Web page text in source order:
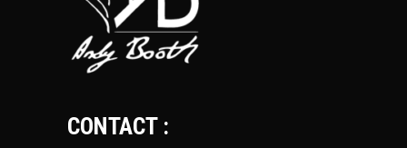
CONTACT :